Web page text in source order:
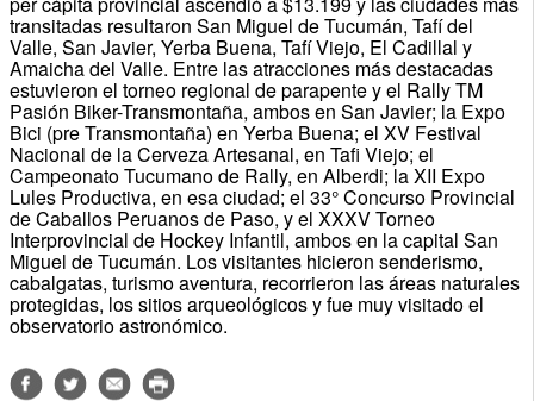
transitadas resultaron San Miguel de Tucumán, Tafí del
Valle, San Javier, Yerba Buena, Tafí Viejo, El Cadillal y
Amaicha del Valle. Entre las atracciones más destacadas
estuvieron el torneo regional de parapente y el Rally TM
Pasión Biker-Transmontaña, ambos en San Javier; la Expo
Bici (pre Transmontaña) en Yerba Buena; el XV Festival
Nacional de la Cerveza Artesanal, en Tafi Viejo; el
Campeonato Tucumano de Rally, en Alberdi; la XII Expo
Lules Productiva, en esa ciudad; el 33° Concurso Provincial
de Caballos Peruanos de Paso, y el XXXV Torneo
Interprovincial de Hockey Infantil, ambos en la capital San
Miguel de Tucumán. Los visitantes hicieron senderismo,
cabalgatas, turismo aventura, recorrieron las áreas naturales
protegidas, los sitios arqueológicos y fue muy visitado el
observatorio astronómico.